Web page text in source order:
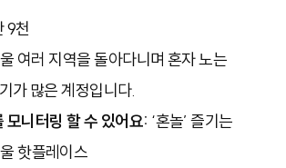
9천
여러 지역을 돌아다니며 혼자 노는
가 많은 계정입니다.
니터링 할 수 있어요: ‘혼놀’ 즐기는
핫플레이스